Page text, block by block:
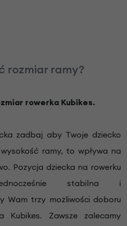
rozmiar ramy?
rowerka Kubikes.
zadbaj aby Twoje dziecko
ramy, to wpływa na
Pozycja dziecka na rowerku
stabilna i
Wam trzy możliwości doboru
Kubikes. Zawsze zalecamy